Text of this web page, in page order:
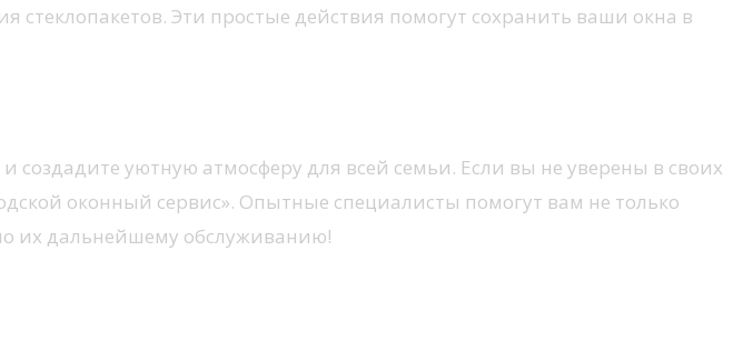
стеклопакетов. Эти простые действия помогут сохранить ваши окна в
уютную атмосферу для всей семьи. Если вы не уверены в своих
оконный сервис». Опытные специалисты помогут вам не только
их дальнейшему обслуживанию!